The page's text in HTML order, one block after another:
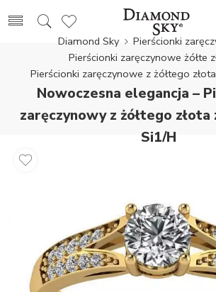
Diamond Sky
Pierścionki
Pierścionki zaręczynowe żółte
Pierścionki zaręczynowe z żółtego
Nowoczesna elegancja –
zaręczynowy z żółtego
Si1/H